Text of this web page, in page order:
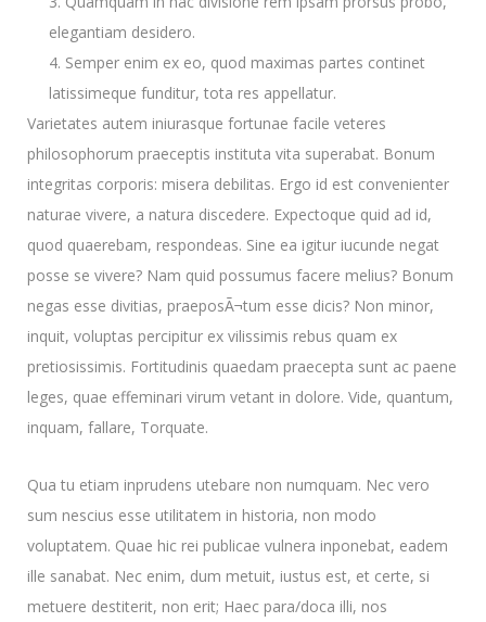
elegantiam desidero.
Semper enim ex eo, quod maximas partes continet
latissimeque funditur, tota res appellatur.
Varietates autem iniurasque fortunae facile veteres
philosophorum praeceptis instituta vita superabat. Bonum
integritas corporis: misera debilitas. Ergo id est convenienter
naturae vivere, a natura discedere. Expectoque quid ad id,
quod quaerebam, respondeas. Sine ea igitur iucunde negat
posse se vivere? Nam quid possumus facere melius? Bonum
negas esse divitias, praeposÃ¬tum esse dicis? Non minor,
inquit, voluptas percipitur ex vilissimis rebus quam ex
pretiosissimis. Fortitudinis quaedam praecepta sunt ac paene
leges, quae effeminari virum vetant in dolore. Vide, quantum,
inquam, fallare, Torquate.
Qua tu etiam inprudens utebare non numquam. Nec vero
sum nescius esse utilitatem in historia, non modo
voluptatem. Quae hic rei publicae vulnera inponebat, eadem
ille sanabat. Nec enim, dum metuit, iustus est, et certe, si
metuere destiterit, non erit; Haec para/doca illi, nos